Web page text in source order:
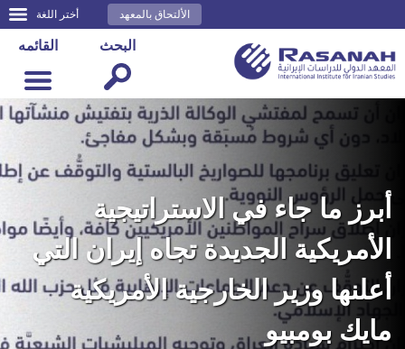
أختر اللغة الألتحاق بالمعهد
القائمه البحث
أبرز ما جاء في الاستراتيجية
الأمريكية الجديدة تجاه إيران التي
أعلنها وزير الخارجية الأمريكية
مايك بومبيو